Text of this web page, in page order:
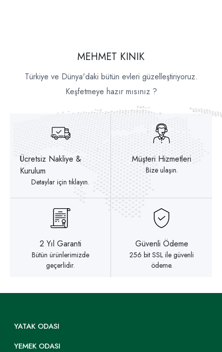
MEHMET KINIK
Türkiye ve Dünya'daki bütün evleri güzelleştiriyoruz.
Keşfetmeye hazır mısınız ?
Ücretsiz Nakliye &
Kurulum
Detaylar için tıklayın.
Müşteri Hizmetleri
Bize ulaşın.
2 Yıl Garanti
Bütün ürünlerimizde
geçerlidir.
Güvenli Ödeme
256 bit SSL ile güvenli
ödeme.
YATAK ODASI
YEMEK ODASI